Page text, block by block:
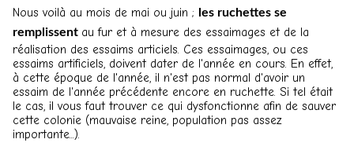
Nous voilà au mois de mai ou juin ;
les ruchettes se
remplissent au fur et à mesure des essaimages et de la
réalisation des essaims articiels. Ces essaimages, ou ces
essaims artificiels, doivent dater de l'année en cours. En effet,
à cette époque de l'année, il n'est pas normal d'avoir un
essaim de l'année précédente encore en ruchette. Si tel était
le cas, il vous faut trouver ce qui dysfonctionne afin de sauver
cette colonie (mauvaise reine, population pas assez
importante...).